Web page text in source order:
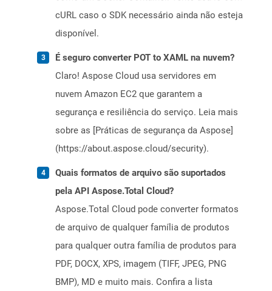
cURL caso o SDK necessário ainda não esteja
disponível.
É seguro converter POT to XAML na nuvem?
Claro! Aspose Cloud usa servidores em
nuvem Amazon EC2 que garantem a
segurança e resiliência do serviço. Leia mais
sobre as [Práticas de segurança da Aspose]
(https://about.aspose.cloud/security).
Quais formatos de arquivo são suportados
pela API Aspose.Total Cloud?
Aspose.Total Cloud pode converter formatos
de arquivo de qualquer família de produtos
para qualquer outra família de produtos para
PDF, DOCX, XPS, imagem (TIFF, JPEG, PNG
BMP), MD e muito mais. Confira a lista